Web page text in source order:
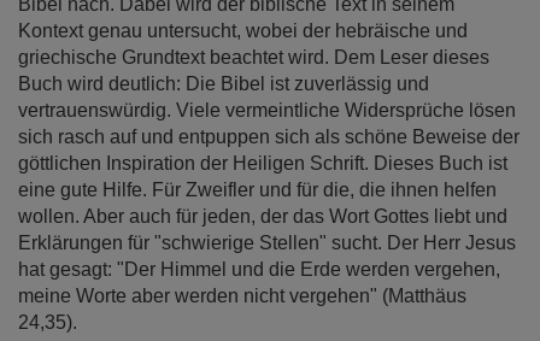
Bibel nach. Dabei wird der biblische Text in seinem
Kontext genau untersucht, wobei der hebräische und
griechische Grundtext beachtet wird. Dem Leser dieses
Buch wird deutlich: Die Bibel ist zuverlässig und
vertrauenswürdig. Viele vermeintliche Widersprüche lösen
sich rasch auf und entpuppen sich als schöne Beweise der
göttlichen Inspiration der Heiligen Schrift. Dieses Buch ist
eine gute Hilfe. Für Zweifler und für die, die ihnen helfen
wollen. Aber auch für jeden, der das Wort Gottes liebt und
Erklärungen für "schwierige Stellen" sucht. Der Herr Jesus
hat gesagt: "Der Himmel und die Erde werden vergehen,
meine Worte aber werden nicht vergehen" (Matthäus
24,35).